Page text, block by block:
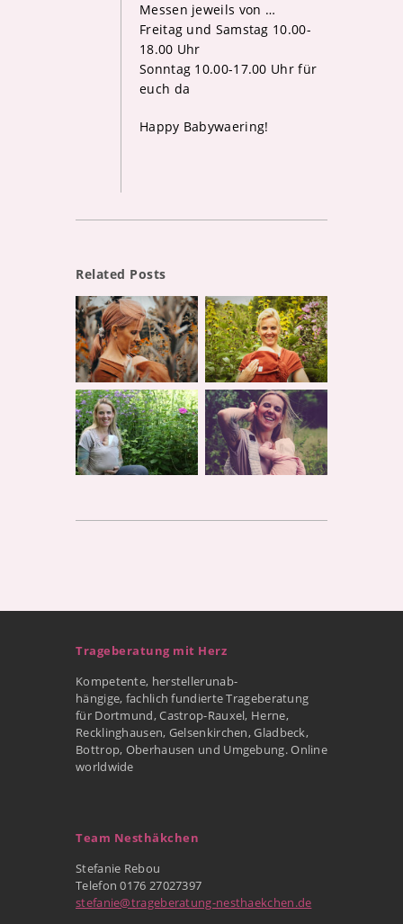
Messen jeweils von …
Freitag und Samstag 10.00-
18.00 Uhr
Sonntag 10.00-17.00 Uhr für
euch da
Happy Babywaering!
Related Posts
Trageberatung mit Herz
Kompetente, herstellerunab-
hängige, fachlich fundierte Trageberatung
für Dortmund, Castrop-Rauxel, Herne,
Recklinghausen, Gelsenkirchen, Gladbeck,
Bottrop, Oberhausen und Umgebung. Online
worldwide
Team Nesthäkchen
Stefanie Rebou
Telefon 0176 27027397
stefanie@trageberatung-nesthaekchen.de